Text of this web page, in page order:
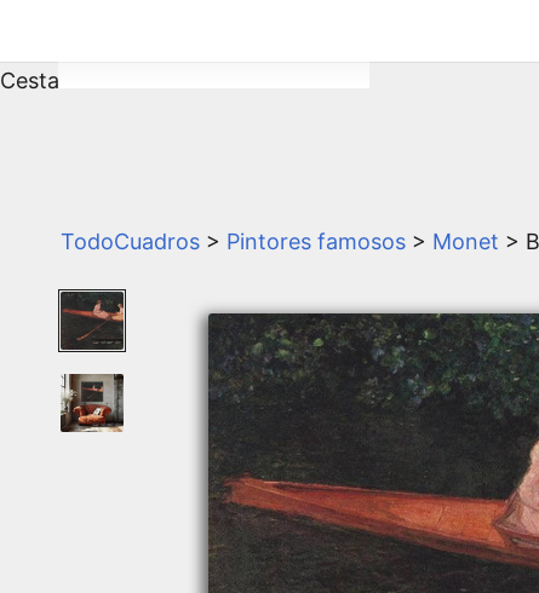
Cesta
TodoCuadros > Pintores famosos > Monet >